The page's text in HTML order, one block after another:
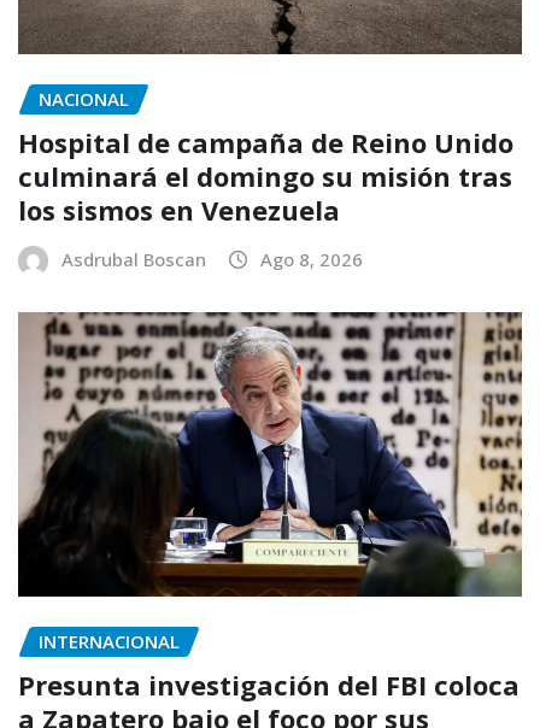
NACIONAL
Hospital de campaña de Reino Unido
culminará el domingo su misión tras
los sismos en Venezuela
Asdrubal Boscan Ago 8, 2026
INTERNACIONAL
Presunta investigación del FBI coloca
a Zapatero bajo el foco por sus